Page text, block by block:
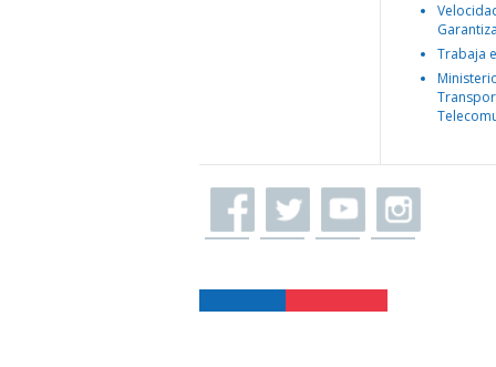
Trabaja